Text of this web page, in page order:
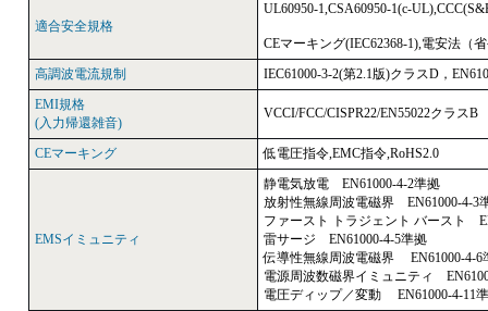
適合安全規格
UL60950-1,CSA60950-1(c-
CEマーキング(IEC62368-1),電安法（
高調波電流規制
IEC61000-3-2(第2.1版)クラスD，
EMI規格
(入力帰還雑音)
VCCI/FCC/CISPR22/EN55022クラス
CEマーキング 低電圧指令,EMC指令,RoHS2.0
EMSイミュニティ
静電気放電 EN61000-4-2準拠
放射性無線周波電磁界 EN61000-4-3
ファースト トラジェント バースト
雷サージ EN61000-4-5準拠
伝導性無線周波電磁界 EN61000-4-6
電源周波数磁界イミュニティ
電圧ディップ／変動 EN61000-4-11